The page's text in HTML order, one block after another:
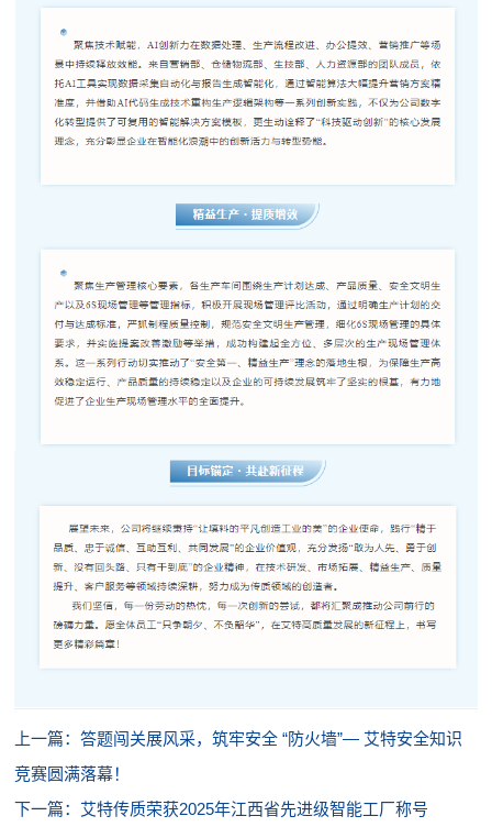
上一篇：答题闯关展风采，筑牢安全 “防火墙”— 艾特安全知识
竞赛圆满落幕！
下一篇：艾特传质荣获2025年江西省先进级智能工厂称号